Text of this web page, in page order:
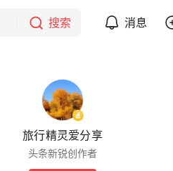
搜索 消息
旅行精灵爱分享
头条新锐创作者